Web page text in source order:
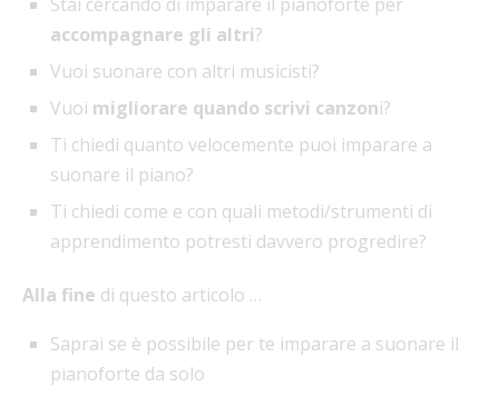
accompagnare gli altri?
Vuoi suonare con altri musicisti?
Vuoi migliorare quando scrivi canzoni?
Ti chiedi quanto velocemente puoi imparare a
suonare il piano?
Ti chiedi come e con quali metodi/strumenti di
apprendimento potresti davvero progredire?
Alla fine di questo articolo …
Saprai se è possibile per te imparare a suonare il
pianoforte da solo